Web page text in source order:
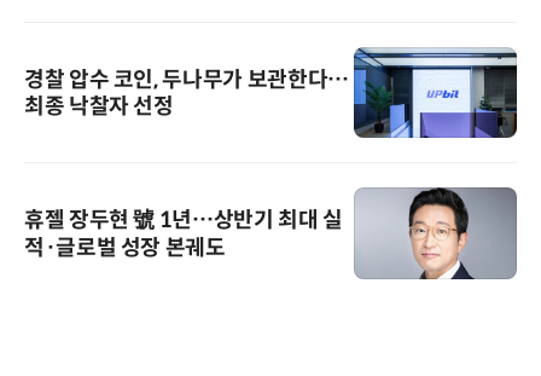
경찰 압수 코인, 두나무가 보관한다…
최종 낙찰자 선정
휴젤 장두현 號 1년…상반기 최대 실
적·글로벌 성장 본궤도